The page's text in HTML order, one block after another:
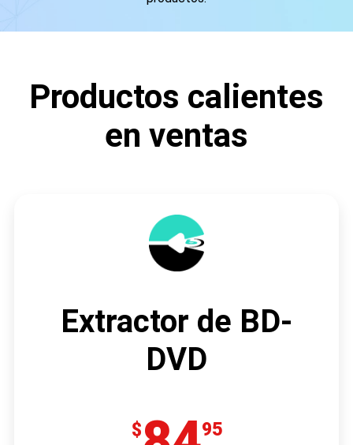
Copia de DVD
Copia Blu-ray
Productos calientes
en ventas
Extractor de BD-
DVD
$ 95